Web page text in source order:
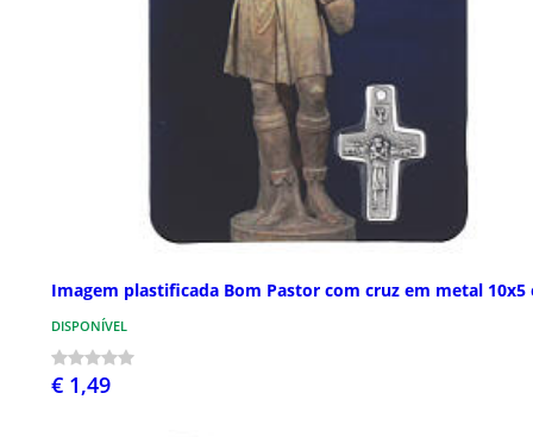
Imagem plastificada Bom Pastor com cruz em metal 10x5
DISPONÍVEL
€ 1,49